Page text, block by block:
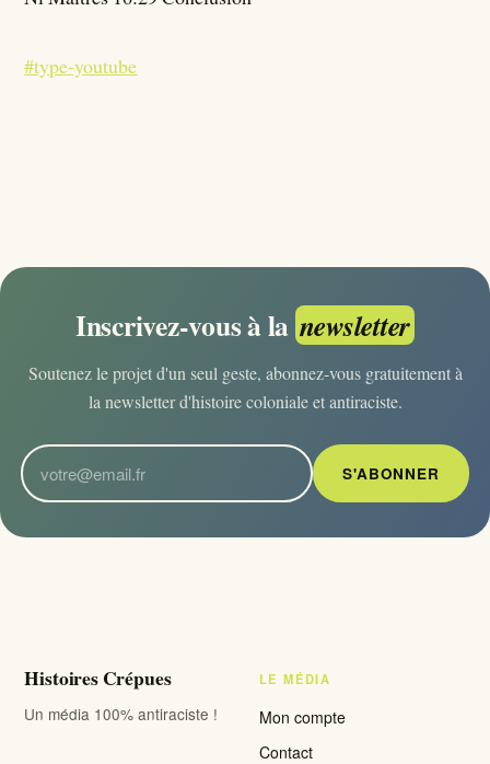
#type-youtube
Inscrivez-vous à la newsletter
Soutenez le projet d'un seul geste, abonnez-vous gratuitement à
la newsletter d'histoire coloniale et antiraciste.
S'ABONNER
Histoires Crépues
Un média 100% antiraciste !
LE MÉDIA
Mon compte
Contact